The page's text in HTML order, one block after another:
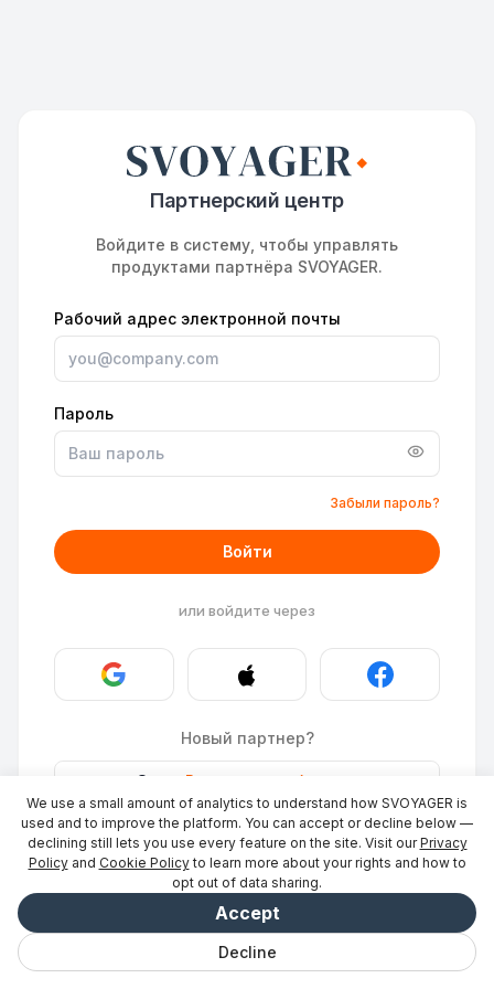
Партнерский центр
Войдите в систему, чтобы управлять
продуктами партнёра SVOYAGER.
Рабочий адрес электронной почты
Пароль
Забыли пароль?
Войти
или войдите через
Новый партнер?
Stays Разместить объект
ID Photo·Стать партнёром →
We use a small amount of analytics to understand how SVOYAGER is
used and to improve the platform. You can accept or decline below —
declining still lets you use every feature on the site. Visit our Privacy
Policy and Cookie Policy to learn more about your rights and how to
opt out of data sharing.
Decline
Accept